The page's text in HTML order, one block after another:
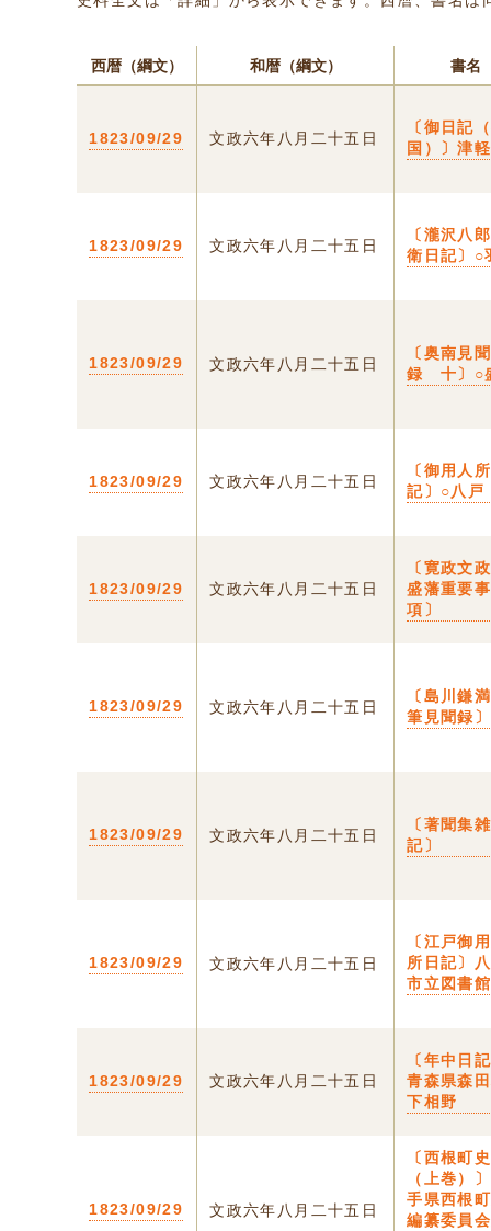
西暦（綱文） 和暦（綱文） 書名
1823/09/29 文政六年八月二十五日
〔御日記
国）〕津
1823/09/29 文政六年八月二十五日
〔瀧沢八
衛日記〕○
1823/09/29 文政六年八月二十五日
〔奥南見聞
録 十〕○
1823/09/29 文政六年八月二十五日
〔御用人
記〕○八戸
1823/09/29 文政六年八月二十五日
〔寛政文
盛藩重要事
項〕
1823/09/29 文政六年八月二十五日
〔島川鎌
筆見聞録〕
1823/09/29 文政六年八月二十五日
〔著聞集雑
記〕
1823/09/29 文政六年八月二十五日
〔江戸御
所日記〕
市立図書館
1823/09/29 文政六年八月二十五日
〔年中日
青森県森
下相野
1823/09/29 文政六年八月二十五日
〔西根町史
（上巻）
手県西根
編纂委員